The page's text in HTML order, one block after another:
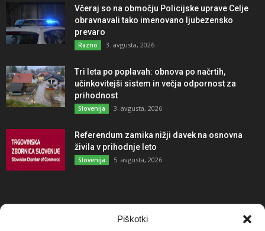
Piškotki
Včeraj so na območju Policijske uprave Celje
obravnavali tako imenovano ljubezensko
prevaro
Razno 3. avgusta, 2026
Tri leta po poplavah: obnova po načrtih,
učinkovitejši sistem in večja odpornost za
prihodnost
Slovenija 3. avgusta, 2026
Referendum zamika nižji davek na osnovna
živila v prihodnje leto
Slovenija 5. avgusta, 2026
NAJBOLJ KOMENTIRANO